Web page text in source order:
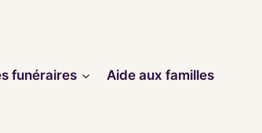
funéraires Aide aux familles